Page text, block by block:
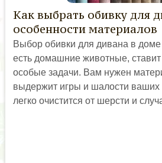
Как выбрать обивку для
особенности материалов
Выбор обивки для дивана в доме
есть домашние животные,
особые задачи. Вам нужен
выдержит игры и шалости ваших
легко очистится от шерсти и